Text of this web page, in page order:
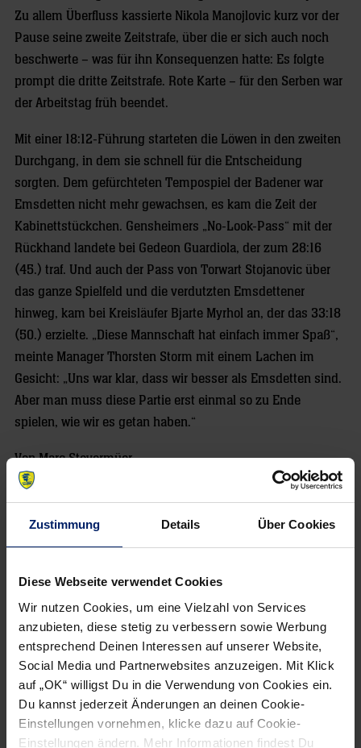
Zustimmung Details Über Cookies
Diese Webseite verwendet Cookies
Wir nutzen Cookies, um eine Vielzahl von Services
anzubieten, diese stetig zu verbessern sowie Werbung
entsprechend Deinen Interessen auf unserer Website,
Social Media und Partnerwebsites anzuzeigen. Mit Klick
auf „OK“ willigst Du in die Verwendung von Cookies ein.
Du kannst jederzeit Änderungen an deinen Cookie-
Einstellungen vornehmen, klicke dazu auf Cookie-
Einstellungen ändern. Mehr Informationen findest Du
Zu allem Überfluss kassierte Nikola Manojlovic kurz vor der
Pause seine zweite Zeitstrafe, über die er sich auch noch
beschwerte – was für ihn Konsequenzen hatte: Es folgte
prompt die dritte Zeitstrafe. Rote Karte – für den Serben war
der Arbeitstag früh beendet.
Mit einer 18:12-Führung starteten die Löwen in den zweiten
Durchgang, in dem sie schnell für die Entscheidung
sorgten. Dem gefürchteten Tempospiel der Badener war
Emsdetten nicht mehr gewachsen, es kam die Zeit der
Kabinettstückchen. Gensheimers „No-Look-Pass“ mit der
Rückhand landete bei Gedeon Guardiola, der zum 28:16
(45.) traf. Und auch der Pass von Torwart Stojanovic über
das ganze Spielfeld und die verdutzten Emsdettener
hinweg, kam bei Kreisläufer Bjarte Myrhol an, der das 33:18
(50.) erzielte. „Diese Mannschaft hat einfach immer Spaß“,
meinte Manager Thorsten Storm mit einem Lachen im
Gesicht: „Uns war klar, dass wir besser als Emsdetten sind.
Aber man muss diese Partie erst einmal so zu Ende
spielen, wie wir es getan haben.“
Von Marc Stevermüer
Wenn du per E-Mail über Aktuelles aus der Löwenwelt
informiert werden willst, kannst du den Rhein-Neckar Löwen
Newsletterhier abonnieren.
Post
navigation
previous
Alle News anzeigen
newst